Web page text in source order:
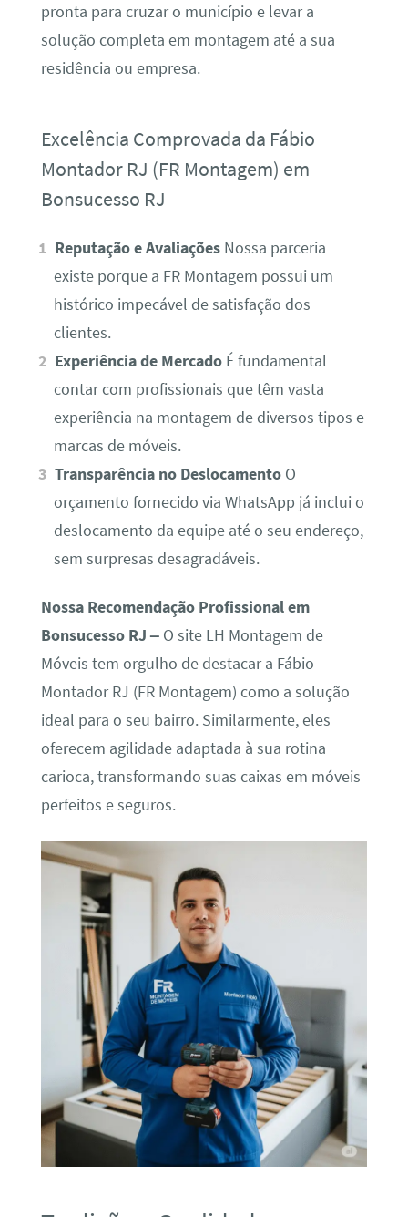
pronta para cruzar o município e levar a
solução completa em montagem até a sua
residência ou empresa.
Excelência Comprovada da Fábio
Montador RJ (FR Montagem) em
Bonsucesso RJ
Reputação e Avaliações Nossa parceria
existe porque a FR Montagem possui um
histórico impecável de satisfação dos
clientes.
Experiência de Mercado É fundamental
contar com profissionais que têm vasta
experiência na montagem de diversos tipos e
marcas de móveis.
Transparência no Deslocamento O
orçamento fornecido via WhatsApp já inclui o
deslocamento da equipe até o seu endereço,
sem surpresas desagradáveis.
Nossa Recomendação Profissional em
Bonsucesso RJ –O site LH Montagem de
Móveis tem orgulho de destacar a Fábio
Montador RJ (FR Montagem) como a solução
ideal para o seu bairro. Similarmente, eles
oferecem agilidade adaptada à sua rotina
carioca, transformando suas caixas em móveis
perfeitos e seguros.